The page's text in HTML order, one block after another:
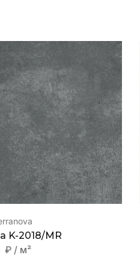
K-2018/MR
₽ / м²